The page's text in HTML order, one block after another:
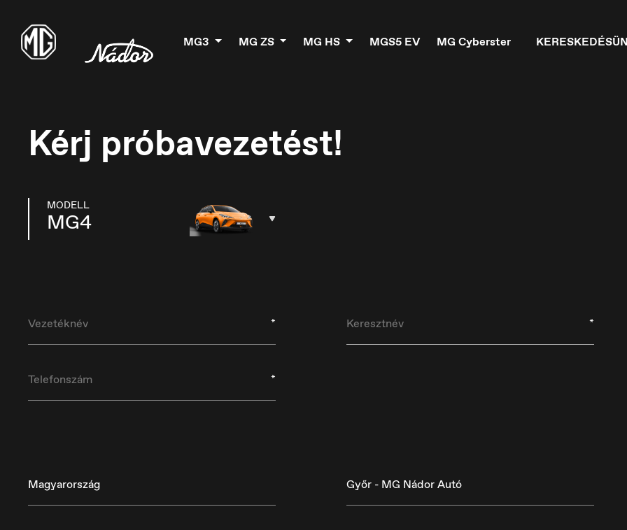
MG3 MG ZS MG HS MGS5 EV MG Cyberster
Kérj próbavezetést!
MODELL
MG4
* *
*
Magyarország Győr - MG Nádor Autó